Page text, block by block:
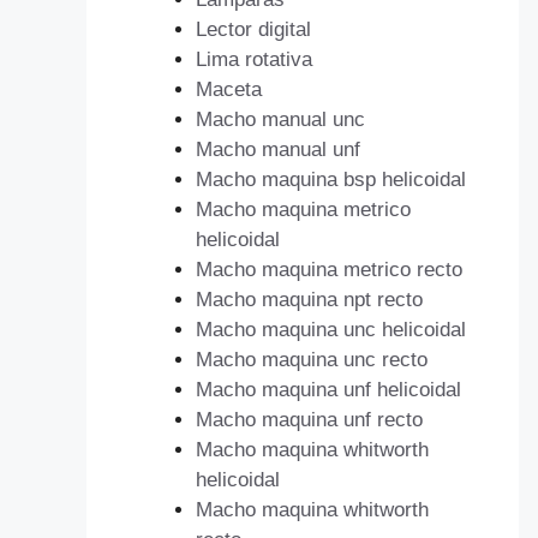
Lector digital
Lima rotativa
Maceta
Macho manual unc
Macho manual unf
Macho maquina bsp helicoidal
Macho maquina metrico
helicoidal
Macho maquina metrico recto
Macho maquina npt recto
Macho maquina unc helicoidal
Macho maquina unc recto
Macho maquina unf helicoidal
Macho maquina unf recto
Macho maquina whitworth
helicoidal
Macho maquina whitworth